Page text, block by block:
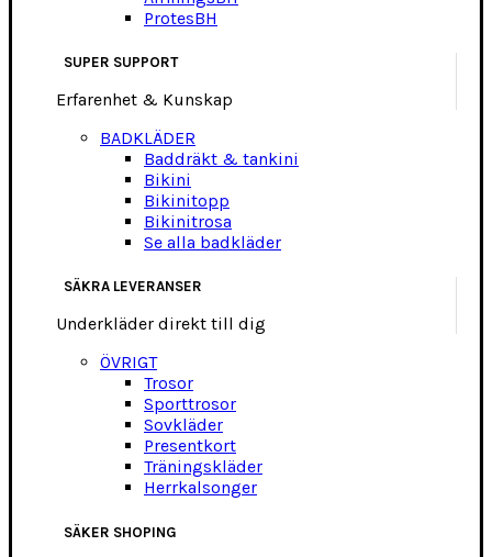
ProtesBH
SUPER SUPPORT
Erfarenhet & Kunskap
BADKLÄDER
Baddräkt & tankini
Bikini
Bikinitopp
Bikinitrosa
Se alla badkläder
SÄKRA LEVERANSER
Underkläder direkt till dig
ÖVRIGT
Trosor
Sporttrosor
Sovkläder
Presentkort
Träningskläder
Herrkalsonger
SÄKER SHOPING